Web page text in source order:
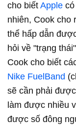
cho biết Apple
nhiên, Cook cho
thể hấp dẫn
hỏi về "trạng
Cook cho biết
Nike FuelBand
sẽ cần phải
làm được nhiều
được số đông